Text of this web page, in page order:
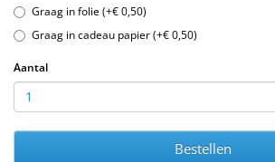
Graag in folie (+€ 0,50)
Graag in cadeau papier (+€ 0,50)
Aantal
Bestellen